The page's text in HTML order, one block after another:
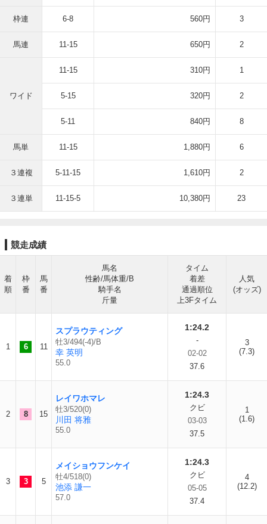
枠連 6-8 560円 3
馬連 11-15 650円 2
ワイド
11-15 310円 1
5-15 320円 2
5-11 840円 8
馬単 11-15 1,880円 6
３連複 5-11-15 1,610円 2
３連単 11-15-5 10,380円 23
競走成績
着
順
枠
番
馬
番
馬名
性齢/馬体重/B
騎手名
斤量
タイム
着差
通過順位
上3Fタイム
人気
(オッズ)
1 6 11
スプラウティング
牡3/494(-4)/B
幸 英明
55.0
1:24.2
-
02-02
37.6
3
(7.3)
2 8 15
レイワホマレ
牡3/520(0)
川田 将雅
55.0
1:24.3
クビ
03-03
37.5
1
(1.6)
3 3 5
メイショウフンケイ
牡4/518(0)
池添 謙一
57.0
1:24.3
クビ
05-05
37.4
4
(12.2)